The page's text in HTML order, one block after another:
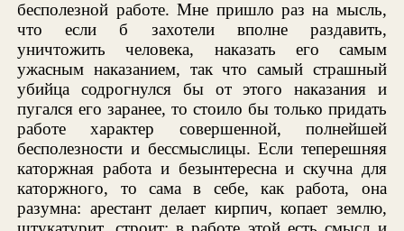
бесполезной работе. Мне пришло раз на мысль,
что если б захотели вполне раздавить,
уничтожить человека, наказать его самым
ужасным наказанием, так что самый страшный
убийца содрогнулся бы от этого наказания и
пугался его заранее, то стоило бы только придать
работе характер совершенной, полнейшей
бесполезности и бессмыслицы. Если теперешняя
каторжная работа и безынтересна и скучна для
каторжного, то сама в себе, как работа, она
разумна: арестант делает кирпич, копает землю,